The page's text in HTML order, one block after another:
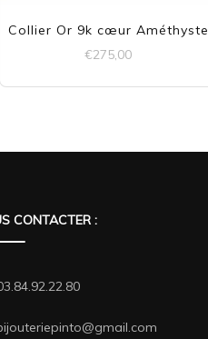
Collier Or 9k cœur Améthyste
€275,00
CONTACTER :